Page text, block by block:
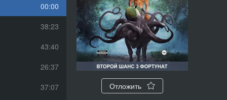
Отложить
00:00
38:23
43:40
26:37
37:07